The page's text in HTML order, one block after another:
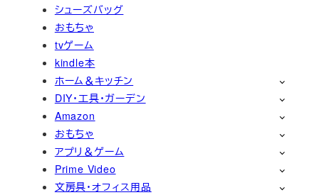
シューズバッグ
おもちゃ
tvゲーム
kindle本
ホーム＆キッチン
DIY・工具・ガーデン
Amazon
おもちゃ
アプリ＆ゲーム
Prime Video
文房具・オフィス用品